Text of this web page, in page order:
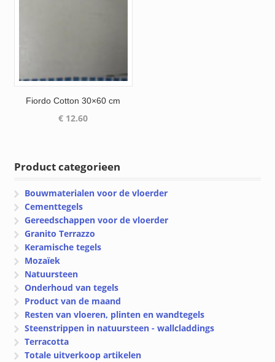
Fiordo Cotton 30×60 cm
€ 12.60
Product categorieen
Bouwmaterialen voor de vloerder
Cementtegels
Gereedschappen voor de vloerder
Granito Terrazzo
Keramische tegels
Mozaïek
Natuursteen
Onderhoud van tegels
Product van de maand
Resten van vloeren, plinten en wandtegels
Steenstrippen in natuursteen - wallcladdings
Terracotta
Totale uitverkoop artikelen